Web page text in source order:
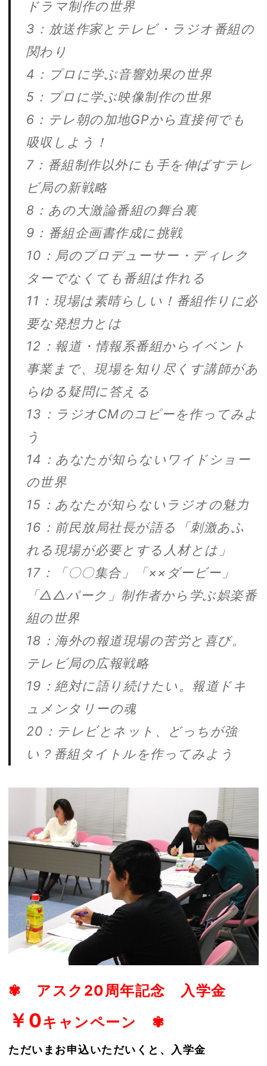
ドラマ制作の世界
3：放送作家とテレビ・ラジオ番組の
関わり
4：プロに学ぶ音響効果の世界
5：プロに学ぶ映像制作の世界
6：テレ朝の加地GPから直接何でも
吸収しよう！
7：番組制作以外にも手を伸ばすテレ
ビ局の新戦略
8：あの大激論番組の舞台裏
9：番組企画書作成に挑戦
10：局のプロデューサー・ディレク
ターでなくても番組は作れる
11：現場は素晴らしい！番組作りに必
要な発想力とは
12：報道・情報系番組からイベント
事業まで、現場を知り尽くす講師があ
らゆる疑問に答える
13：ラジオCMのコピーを作ってみよ
う
14：あなたが知らないワイドショー
の世界
15：あなたが知らないラジオの魅力
16：前民放局社長が語る「刺激あふ
れる現場が必要とする人材とは」
17：「〇〇集合」「××ダービー」
「△△パーク」制作者から学ぶ娯楽番
組の世界
18：海外の報道現場の苦労と喜び。
テレビ局の広報戦略
19：絶対に語り続けたい。報道ドキ
ュメンタリーの魂
20：テレビとネット、どっちが強
い？番組タイトルを作ってみよう
✾ アスク20周年記念 入学金
￥0キャンペーン ✾
ただいまお申込いただいくと、入学金